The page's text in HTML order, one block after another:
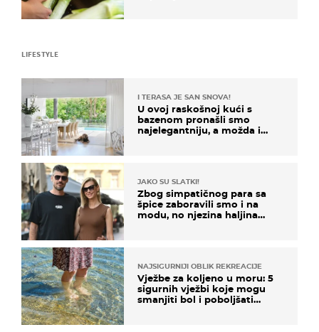
LIFESTYLE
I TERASA JE SAN SNOVA!
U ovoj raskošnoj kući s
bazenom pronašli smo
najelegantniju, a možda i
JAKO SU SLATKI!
Zbog simpatičnog para sa
špice zaboravili smo i na
modu, no njezina haljina
NAJSIGURNIJI OBLIK REKREACIJE
Vježbe za koljeno u moru: 5
sigurnih vježbi koje mogu
smanjiti bol i poboljšati